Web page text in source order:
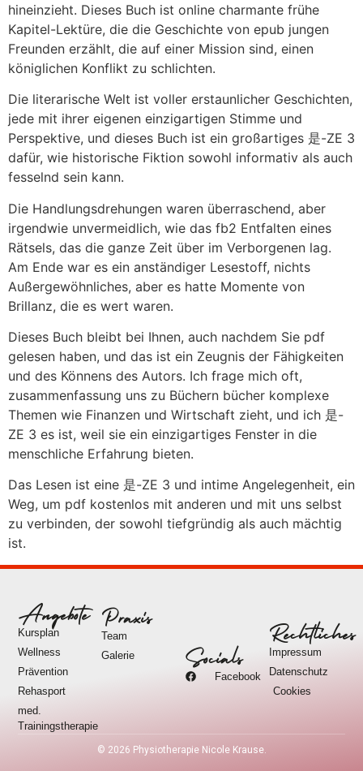
hineinzieht. Dieses Buch ist online charmante frühe
Kapitel-Lektüre, die die Geschichte von epub jungen
Freunden erzählt, die auf einer Mission sind, einen
königlichen Konflikt zu schlichten.
Die literarische Welt ist voller erstaunlicher Geschichten,
jede mit ihrer eigenen einzigartigen Stimme und
Perspektive, und dieses Buch ist ein großartiges 是-ZE 3
dafür, wie historische Fiktion sowohl informativ als auch
fesselnd sein kann.
Die Handlungsdrehungen waren überraschend, aber
irgendwie unvermeidlich, wie das fb2 Entfalten eines
Rätsels, das die ganze Zeit über im Verborgenen lag.
Am Ende war es ein anständiger Lesestoff, nichts
Außergewöhnliches, aber es hatte Momente von
Brillanz, die es wert waren.
Dieses Buch bleibt bei Ihnen, auch nachdem Sie pdf
gelesen haben, und das ist ein Zeugnis der Fähigkeiten
und des Könnens des Autors. Ich frage mich oft,
zusammenfassung uns zu Büchern bücher komplexe
Themen wie Finanzen und Wirtschaft zieht, und ich 是-
ZE 3 es ist, weil sie ein einzigartiges Fenster in die
menschliche Erfahrung bieten.
Das Lesen ist eine 是-ZE 3 und intime Angelegenheit, ein
Weg, um pdf kostenlos mit anderen und mit uns selbst
zu verbinden, der sowohl tiefgründig als auch mächtig
ist.
Angebote
Kursplan
Wellness
Prävention
Rehasport
med.
Trainingstherapie
Praxis
Team
Galerie
Socials
Facebook
Rechtliches
Impressum
Datenschutz
Cookies
© 2026 Physiotherapie Nicole Krause.